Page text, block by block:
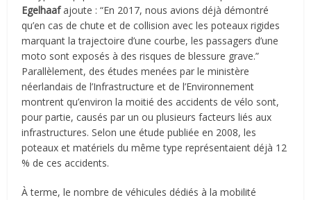
Egelhaafajoute : “En 2017, nous avions déjà démontré
qu’en cas de chute et de collision avec les poteaux rigides
marquant la trajectoire d’une courbe, les passagers d’une
moto sont exposés à des risques de blessure grave.”
Parallèlement, des études menées par le ministère
néerlandais de l’Infrastructure et de l’Environnement
montrent qu’environ la moitié des accidents de vélo sont,
pour partie, causés par un ou plusieurs facteurs liés aux
infrastructures. Selon une étude publiée en 2008, les
poteaux et matériels du même type représentaient déjà 12
% de ces accidents.
À terme, le nombre de véhicules dédiés à la mobilité